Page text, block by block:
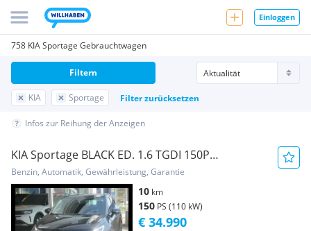
Einloggen
758 KIA Sportage Gebrauchtwagen
KIA Sportage Filter zurücksetzen
Filtern
Infos zur Reihung der Anzeigen
KIA Sportage BLACK ED. 1.6 TGDI 150P
Sitz+Lenkradhei
Benzin, Automatik, Gewährleistung, Garantie
10 km
150 PS (110 kW)
€ 34.990